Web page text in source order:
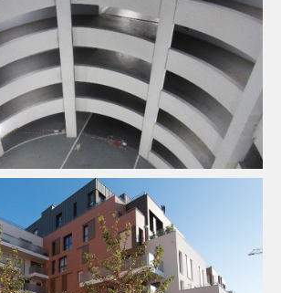
Infrastructure Thermique
Construction Ingenierie TCE
Pilotage
MOEX Programme Mixte Thermique